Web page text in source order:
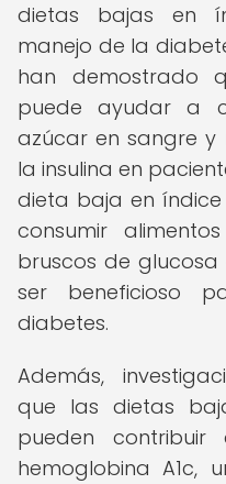
dietas bajas en
manejo de la
han demostrado
puede ayudar a
azúcar en sangre y
la insulina en
dieta baja en
consumir
bruscos de
ser beneficioso
diabetes.
Además,
que las dietas
pueden
hemoglobina A1c,